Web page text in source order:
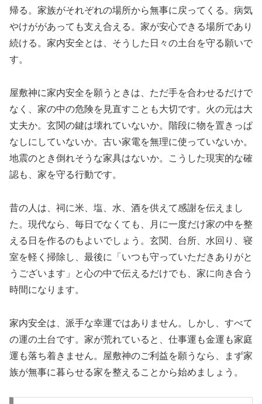
帰る。家族がそれぞれの場所から無事に戻ってくる。病気
やけががあっても支え合える。家が安心できる場所であり
続ける。家内安全とは、そうした日々の土台を守る願いで
す。
屋敷神に家内安全を願うときは、ただ手を合わせるだけで
なく、家の中の危険を見直すことも大切です。火の元は大
丈夫か。玄関の鍵は壊れていないか。階段に物を置きっぱ
なしにしていないか。古い家電を無理に使っていないか。
地震のとき倒れそうな家具はないか。こうした現実的な確
認も、家を守る行動です。
昔の人は、祠に米、塩、水、酒を供えて感謝を伝えまし
た。現代なら、毎日でなくても、月に一度だけ家の中を整
える日を作るのもよいでしょう。玄関、台所、水回り、寝
室を軽く掃除し、最後に「いつも守っていただきありがと
うございます」と心の中で伝えるだけでも、家に向き合う
時間になります。
家内安全は、派手な幸運ではありません。しかし、すべて
の運の土台です。家が荒れていると、仕事運も金運も家庭
運も落ち着きません。屋敷神のご利益を願うなら、まず家
族が無事に暮らせる家を整えることから始めましょう。